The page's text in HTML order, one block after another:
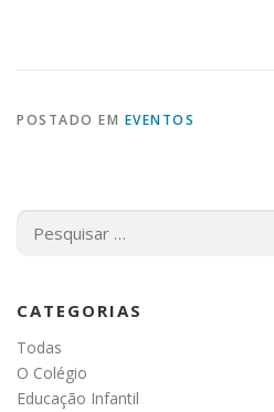
POSTADO EM EVENTOS
Pesquisar
por:
CATEGORIAS
Todas
O Colégio
Educação Infantil